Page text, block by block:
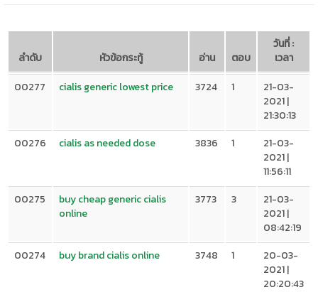
ลำดับ หัวข้อกระทู้ อ่าน ตอบ
วันที่ :
เวลา
00277
cialis generic lowest price 3724 1
21-03-
2021 |
21:30:13
00276
cialis as needed dose 3836 1
21-03-
2021 |
11:56:11
00275
buy cheap generic cialis
online
3773 3
21-03-
2021 |
08:42:19
00274
buy brand cialis online 3748 1
20-03-
2021 |
20:20:43